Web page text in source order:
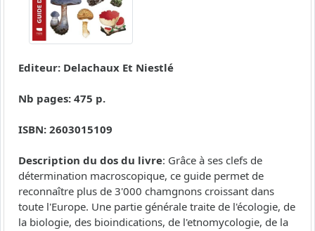
Editeur: Delachaux Et Niestlé
Nb pages: 475 p.
ISBN: 2603015109
Description du dos du livre: Grâce à ses clefs de
détermination macroscopique, ce guide permet de
reconnaître plus de 3'000 chamgnons croissant dans
toute l'Europe. Une partie générale traite de l'écologie, de
la biologie, des bioindications, de l'etnomycologie, de la